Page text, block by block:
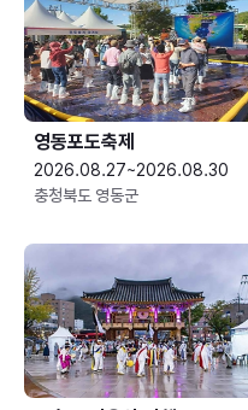
영동포도축제
2026.08.27~2026.08.30
충청북도 영동군